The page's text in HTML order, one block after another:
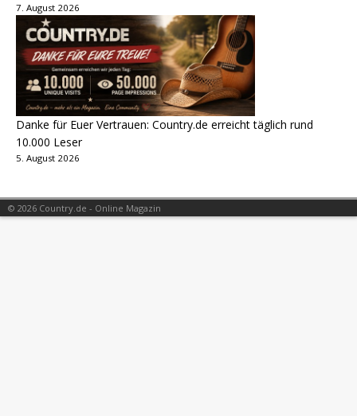
7. August 2026
Danke für Euer Vertrauen: Country.de erreicht täglich rund
10.000 Leser
5. August 2026
© 2026 Country.de - Online Magazin